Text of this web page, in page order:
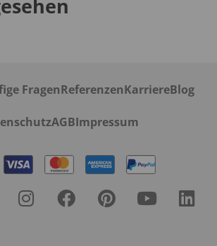
FragenReferenzenKarriereBlog
AGBImpressum